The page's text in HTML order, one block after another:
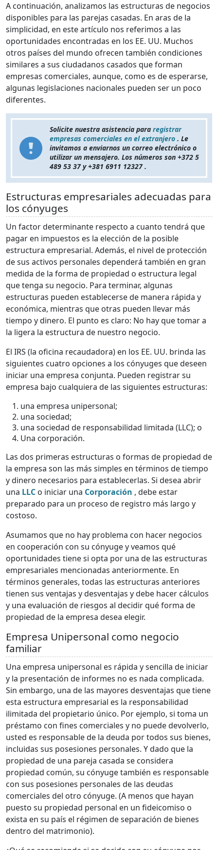
A continuación, analizamos las estructuras de negocios
disponibles para las parejas casadas. En aras de la
simplicidad, en este artículo nos referimos a las
oportunidades encontradas en los EE. UU. Muchos
otros países del mundo ofrecen también condiciones
similares a sus ciudadanos casados que forman
empresas comerciales, aunque, como es de esperarse,
algunas legislaciones nacionales pueden ser un poco
diferentes.
Solicite nuestra asistencia para registrar
empresas comerciales en el extranjero . Le
invitamos a enviarnos un correo electrónico o
utilizar un mensajero. Los números son +372 5
489 53 37 y +381 6911 12327 .
Estructuras empresariales adecuadas para
los cónyuges
Un factor determinante respecto a cuanto tendrá que
pagar en impuestos es la elección de la posible
estructura empresarial. Además, el nivel de protección
de sus activos personales dependerá también en gran
medida de la forma de propiedad o estructura legal
que tenga su negocio. Para terminar, algunas
estructuras pueden establecerse de manera rápida y
económica, mientras que otras pueden llevar más
tiempo y dinero. El punto es claro: No hay que tomar a
la ligera la estructura de nuestro negocio.
El IRS (la oficina recaudadora) en los EE. UU. brinda las
siguientes cuatro opciones a los cónyuges que deseen
iniciar una empresa conjunta. Pueden registrar su
empresa bajo cualquiera de las siguientes estructuras:
una empresa unipersonal;
una sociedad;
una sociedad de responsabilidad limitada (LLC); o
Una corporación.
Las dos primeras estructuras o formas de propiedad de
la empresa son las más simples en términos de tiempo
y dinero necesarios para establecerlas. Si desea abrir
una LLC o iniciar una Corporación , debe estar
preparado para un proceso de registro más largo y
costoso.
Asumamos que no hay problema con hacer negocios
en cooperación con su cónyuge y veamos qué
oportunidades tiene si opta por una de las estructuras
empresariales mencionadas anteriormente. En
términos generales, todas las estructuras anteriores
tienen sus ventajas y desventajas y debe hacer cálculos
y una evaluación de riesgos al decidir qué forma de
propiedad de la empresa desea elegir.
Empresa Unipersonal como negocio
familiar
Una empresa unipersonal es rápida y sencilla de iniciar
y la presentación de informes no es nada complicada.
Sin embargo, una de las mayores desventajas que tiene
esta estructura empresarial es la responsabilidad
ilimitada del propietario único. Por ejemplo, si toma un
préstamo con fines comerciales y no puede devolverlo,
usted es responsable de la deuda por todos sus bienes,
incluidas sus posesiones personales. Y dado que la
propiedad de una pareja casada se considera
propiedad común, su cónyuge también es responsable
con sus posesiones personales de las deudas
comerciales del otro cónyuge. (A menos que hayan
puesto su propiedad personal en un fideicomiso o
exista en su país el régimen de separación de bienes
dentro del matrimonio).